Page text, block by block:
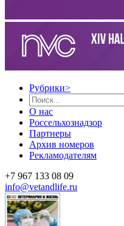
Рубрики>
О нас
Россельхознадзор
Партнеры
Архив номеров
Рекламодателям
+7 967 133 08 09
info@vetandlife.ru